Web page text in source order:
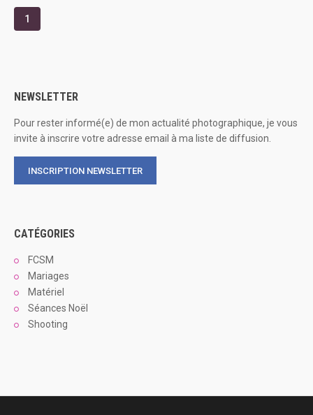
1
NEWSLETTER
Pour rester informé(e) de mon actualité photographique, je vous
invite à inscrire votre adresse email à ma liste de diffusion.
INSCRIPTION NEWSLETTER
CATÉGORIES
FCSM
Mariages
Matériel
Séances Noël
Shooting